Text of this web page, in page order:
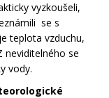
vyzkoušeli,
se s
teplota vzduchu,
neviditelného se
vody.